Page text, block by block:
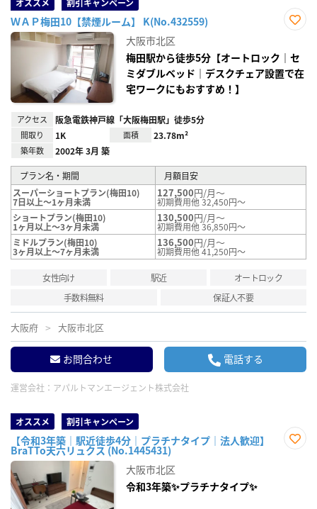
ＷＡＰ梅田10【禁煙ルーム】 K(No.432559)
り登
録
大阪市北区
梅田駅から徒歩5分【オートロック｜セ
ミダブルベッド｜デスクチェア設置で在
宅ワークにもおすすめ！】
アクセス 阪急電鉄神戸線「大阪梅田駅」徒歩5分
間取り 1K 面積 23.78m²
築年数 2002年 3月 築
プラン名・期間
月額目安
スーパーショートプラン(梅田10)
7日以上～1ヶ月未満
127,500円/月～
初期費用他 32,450円～
ショートプラン(梅田10)
1ヶ月以上～3ヶ月未満
130,500円/月～
初期費用他 36,850円～
ミドルプラン(梅田10)
3ヶ月以上～7ヶ月未満
136,500円/月～
初期費用他 41,250円～
女性向け 駅近
オートロック
手数料無料
保証人不要
大阪府 大阪市北区
お問合わせ 電話する
運営会社： アパルトマンエージェント株式会社
オススメ 割引キャンペーン
【令和3年築｜駅近徒歩4分｜プラチナタイプ｜法人歓迎】
BraTTo天六リュクス (No.1445431)
大阪市北区
令和3年築✨プラチナタイプ✨